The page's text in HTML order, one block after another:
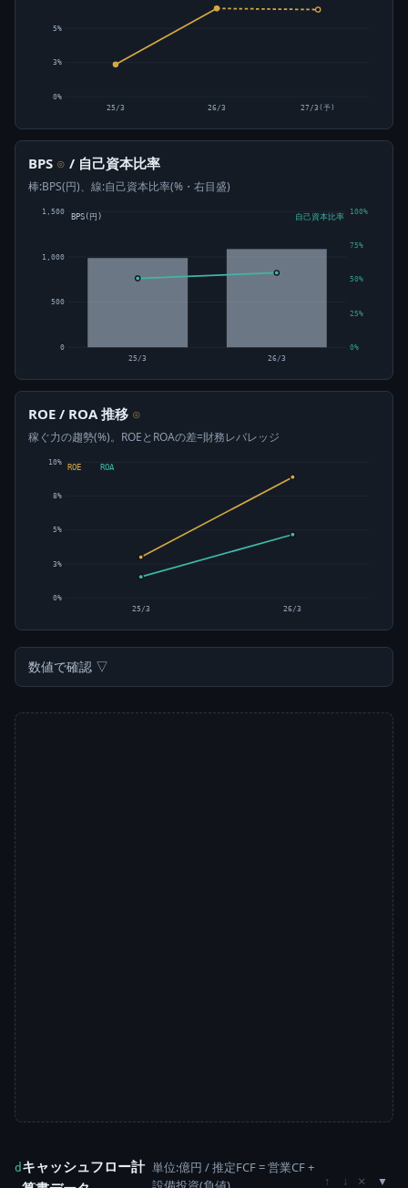
0%
3%
5%
25/3 26/3 27/3(予)
BPS ⊙ / 自己資本比率
棒:BPS(円)、線:自己資本比率(%・右目盛)
0
500
1,000
1,500
0%
25%
50%
75%
100%
25/3 26/3
BPS(円) 自己資本比率
ROE / ROA 推移 ⊙
稼ぐ力の趨勢(%)。ROEとROAの差=財務レバレッジ
0%
3%
5%
8%
10%
ROE ROA
25/3 26/3
数値で確認 ▽
d キャッシュフロー計 単位:億円 / 推定FCF = 営業CF +
↑ ↓ ×